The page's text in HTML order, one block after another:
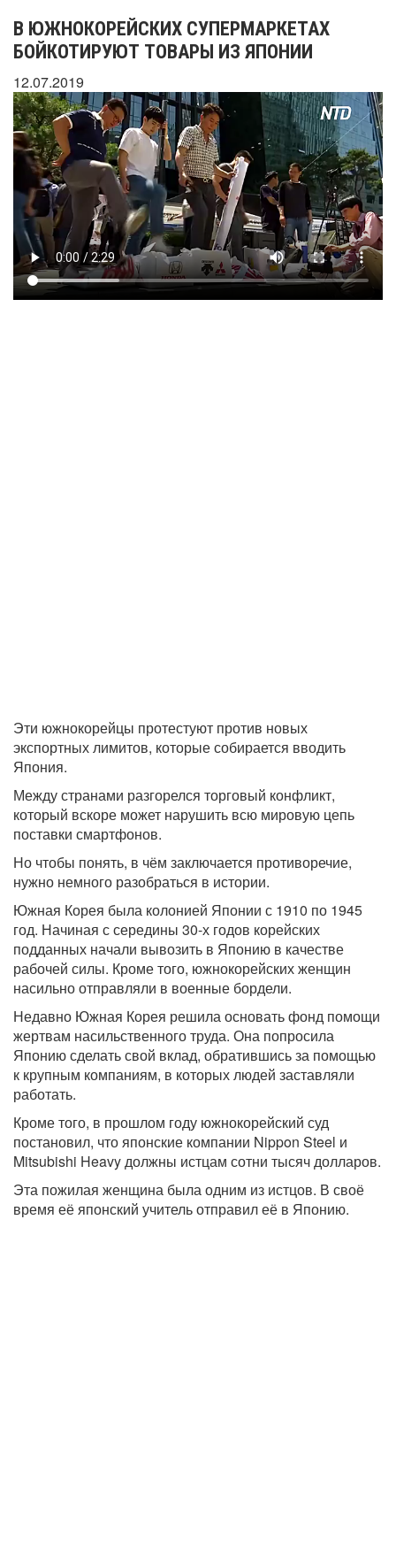
В ЮЖНОКОРЕЙСКИХ СУПЕРМАРКЕТАХ
БОЙКОТИРУЮТ ТОВАРЫ ИЗ ЯПОНИИ
12.07.2019
Эти южнокорейцы протестуют против новых
экспортных лимитов, которые собирается вводить
Япония.
Между странами разгорелся торговый конфликт,
который вскоре может нарушить всю мировую цепь
поставки смартфонов.
Но чтобы понять, в чём заключается противоречие,
нужно немного разобраться в истории.
Южная Корея была колонией Японии с 1910 по 1945
год. Начиная с середины 30-х годов корейских
подданных начали вывозить в Японию в качестве
рабочей силы. Кроме того, южнокорейских женщин
насильно отправляли в военные бордели.
Недавно Южная Корея решила основать фонд помощи
жертвам насильственного труда. Она попросила
Японию сделать свой вклад, обратившись за помощью
к крупным компаниям, в которых людей заставляли
работать.
Кроме того, в прошлом году южнокорейский суд
постановил, что японские компании Nippon Steel и
Mitsubishi Heavy должны истцам сотни тысяч долларов.
Эта пожилая женщина была одним из истцов. В своё
время её японский учитель отправил её в Японию.